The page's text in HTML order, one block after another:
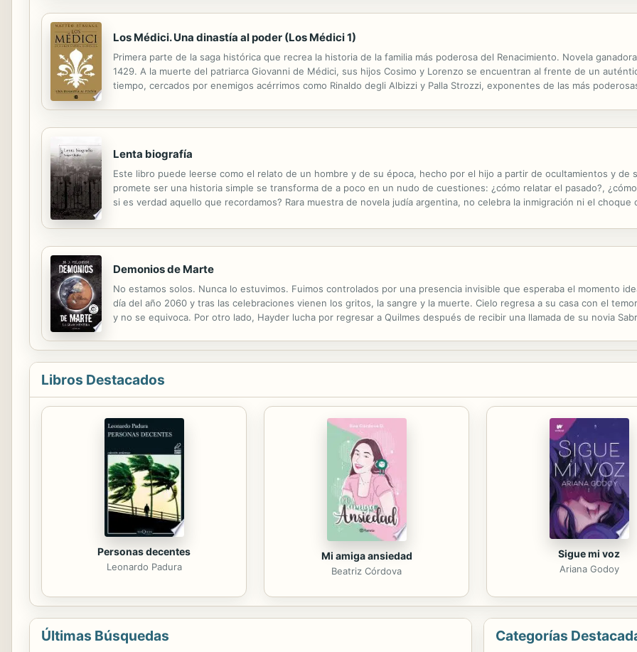
Los Médici. Una dinastía al poder (Los Médici 1)
Primera parte de la saga histórica que recrea la historia de la familia más poderosa del Renacimiento. Novela
1429. A la muerte del patriarca Giovanni de Médici, sus hijos Cosimo y Lorenzo se encuentran al frente de un
tiempo, cercados por enemigos acérrimos como Rinaldo degli Albizzi y Palla Strozzi, exponentes de las más
Lenta biografía
Este libro puede leerse como el relato de un hombre y de su época, hecho por el hijo a partir de ocultamientos y de
promete ser una historia simple se transforma de a poco en un nudo de cuestiones: ¿cómo relatar el pasado?,
si es verdad aquello que recordamos? Rara muestra de novela judía argentina, no celebra la inmigración ni el
Demonios de Marte
No estamos solos. Nunca lo estuvimos. Fuimos controlados por una presencia invisible que esperaba el momento
día del año 2060 y tras las celebraciones vienen los gritos, la sangre y la muerte. Cielo regresa a su casa con el
y no se equivoca. Por otro lado, Hayder lucha por regresar a Quilmes después de recibir una llamada de su novia
Libros Destacados
Personas decentes
Leonardo Padura
Mi amiga ansiedad
Beatriz Córdova
Sigue mi voz
Ariana Godoy
Últimas Búsquedas Categorías